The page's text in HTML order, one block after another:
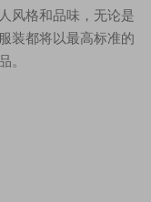
风格和品味，无论是
装都将以最高标准的
。